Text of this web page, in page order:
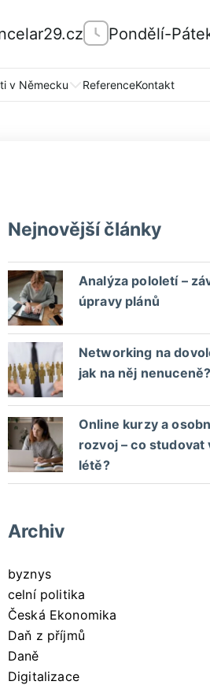
Pondělí-
v Německu ReferenceKontakt
Nejnovější články
Analýza pololetí –
úpravy plánů
Networking na
jak na něj nenuceně?
Online kurzy a
rozvoj – co studovat
létě?
Archiv
byznys
celní politika
Česká Ekonomika
Daň z příjmů
Daně
Digitalizace